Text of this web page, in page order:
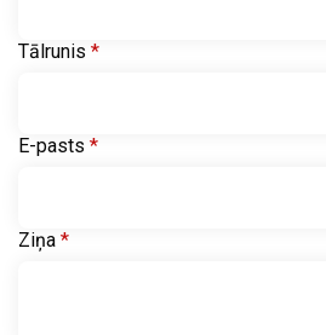
Tālrunis *
E-pasts *
Ziņa *